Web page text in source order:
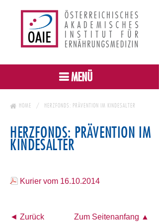
MENÜ
HOME HERZFONDS: PRÄVENTION IM KINDESALTER
HERZFONDS: PRÄVENTION IM
KINDESALTER
Kurier vom 16.10.2014
◄ Zurück Zum Seitenanfang ▲